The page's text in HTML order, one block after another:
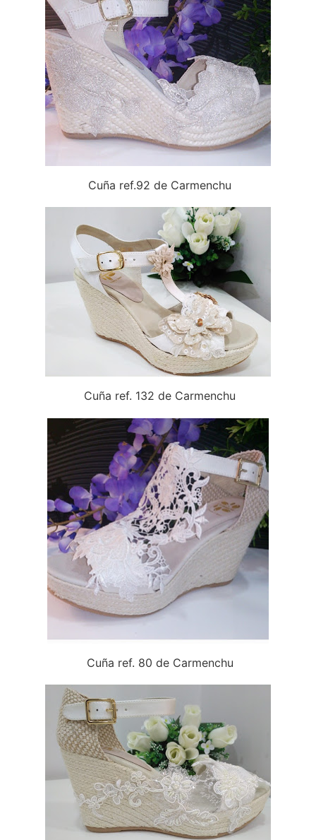
Cuña ref.92 de Carmenchu
Cuña ref. 132 de Carmenchu
Cuña ref. 80 de Carmenchu